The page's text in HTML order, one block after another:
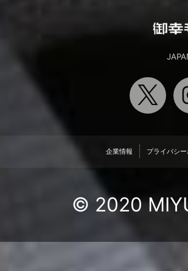
企業情報 プライバシ
© 2020